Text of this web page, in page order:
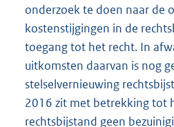
onderzoek te doen naar de
kostenstijgingen in de
toegang tot het recht. In
uitkomsten daarvan is nog
stelselvernieuwing
2016 zit met betrekking tot
rechtsbijstand geen